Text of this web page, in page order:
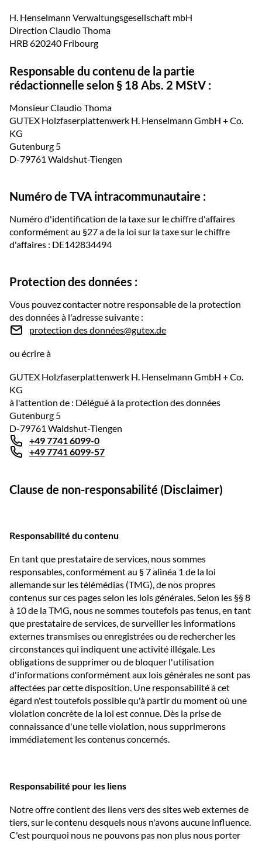
H. Henselmann Verwaltungsgesellschaft mbH
Direction Claudio Thoma
HRB 620240 Fribourg
Responsable du contenu de la partie
rédactionnelle selon § 18 Abs. 2 MStV :
Monsieur Claudio Thoma
GUTEX Holzfaserplattenwerk H. Henselmann GmbH + Co.
KG
Gutenburg 5
D-79761 Waldshut-Tiengen
Numéro de TVA intracommunautaire :
Numéro d'identification de la taxe sur le chiffre d'affaires
conformément au §27 a de la loi sur la taxe sur le chiffre
d'affaires : DE142834494
Protection des données :
Vous pouvez contacter notre responsable de la protection
des données à l'adresse suivante :
protection des données@gutex.de
ou écrire à
GUTEX Holzfaserplattenwerk H. Henselmann GmbH + Co.
KG
à l'attention de : Délégué à la protection des données
Gutenburg 5
D-79761 Waldshut-Tiengen
+49 7741 6099-0
+49 7741 6099-57
Clause de non-responsabilité (Disclaimer)
Responsabilité du contenu
En tant que prestataire de services, nous sommes
responsables, conformément au § 7 alinéa 1 de la loi
allemande sur les télémédias (TMG), de nos propres
contenus sur ces pages selon les lois générales. Selon les §§ 8
à 10 de la TMG, nous ne sommes toutefois pas tenus, en tant
que prestataire de services, de surveiller les informations
externes transmises ou enregistrées ou de rechercher les
circonstances qui indiquent une activité illégale. Les
obligations de supprimer ou de bloquer l'utilisation
d'informations conformément aux lois générales ne sont pas
affectées par cette disposition. Une responsabilité à cet
égard n'est toutefois possible qu'à partir du moment où une
violation concrète de la loi est connue. Dès la prise de
connaissance d'une telle violation, nous supprimerons
immédiatement les contenus concernés.
Responsabilité pour les liens
Notre offre contient des liens vers des sites web externes de
tiers, sur le contenu desquels nous n'avons aucune influence.
C'est pourquoi nous ne pouvons pas non plus nous porter